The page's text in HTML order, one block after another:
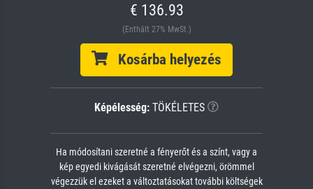
€ 136.93
(Enthält 27% MwSt.)
Kosárba helyezés
Képélesség: TÖKÉLETES
Ha módosítani szeretné a fényerőt és a színt, vagy a
kép egyedi kivágását szeretné elvégezni, örömmel
végezzük el ezeket a változtatásokat további költségek